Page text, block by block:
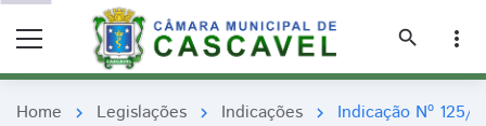
search
more_vert
Home chevron_right Legislações chevron_right Indicações chevron_right Indicação Nº 125/